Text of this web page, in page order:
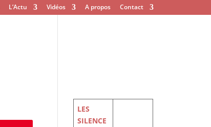
L’Actu Vidéos A propos Contact
LES
SILENCE